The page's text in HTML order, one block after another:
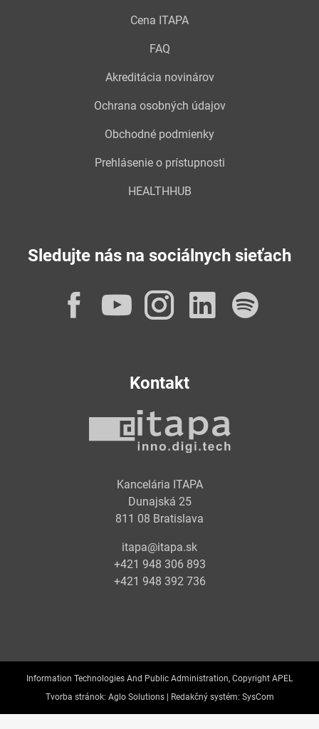
Cena ITAPA
FAQ
Akreditácia novinárov
Ochrana osobných údajov
Obchodné podmienky
Prehlásenie o prístupnosti
HEALTHHUB
Sledujte nás na sociálnych sieťach
Facebook
YouTube
Instagram
Kontakt
Kancelária ITAPA
Dunajská 25
811 08 Bratislava
itapa@itapa.sk
+421 948 306 893
+421 948 392 736
Information Technologies And Public Administration, Copyright APEL
Tvorba stránok: Aglo Solutions | Redakčný systém: SysCom